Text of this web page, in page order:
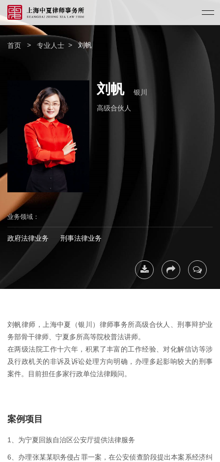
首页 > 专业人士 > 刘帆
刘帆 银川
高级合伙人
业务领域：
政府法律业务 刑事法律业务
下载简 分享 联系我
刘帆律师，上海中夏（银川）律师事务所高级合伙人、刑事辩护业
务部骨干律师、宁夏多所高等院校普法讲师。
在两级法院工作十六年，积累了丰富的工作经验、对化解信访等涉
及行政机关的非诉及诉讼处理方向明确，办理多起影响较大的刑事
案件。目前担任多家行政单位法律顾问。
案例项目
1、为宁夏回族自治区公安厅提供法律服务
6、办理张某某职务侵占罪一案，在公安侦查阶段提出本案系经济纠